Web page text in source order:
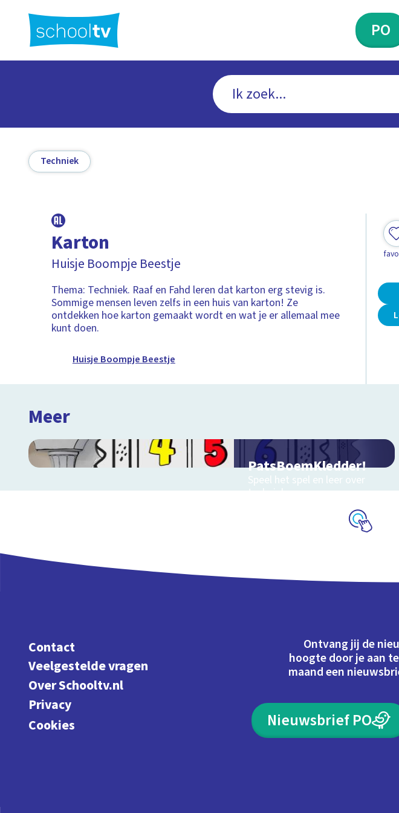
hoofdinhoud
PO
Techniek
Karton
Huisje Boompje Beestje
Thema: Techniek. Raaf en Fahd leren dat karton erg stevig is.
Sommige mensen leven zelfs in een huis van karton! Ze
ontdekken hoe karton gemaakt wordt en wat je er allemaal mee
kunt doen.
Huisje Boompje Beestje
Meer
PatsBoemKledder!
Speel het spel en leer over
techniek
Contact
Veelgestelde vragen
Over Schooltv.nl
Privacy
Cookies
Ontvang jij de
hoogte door je aan
maand een
Nieuwsbrief PO